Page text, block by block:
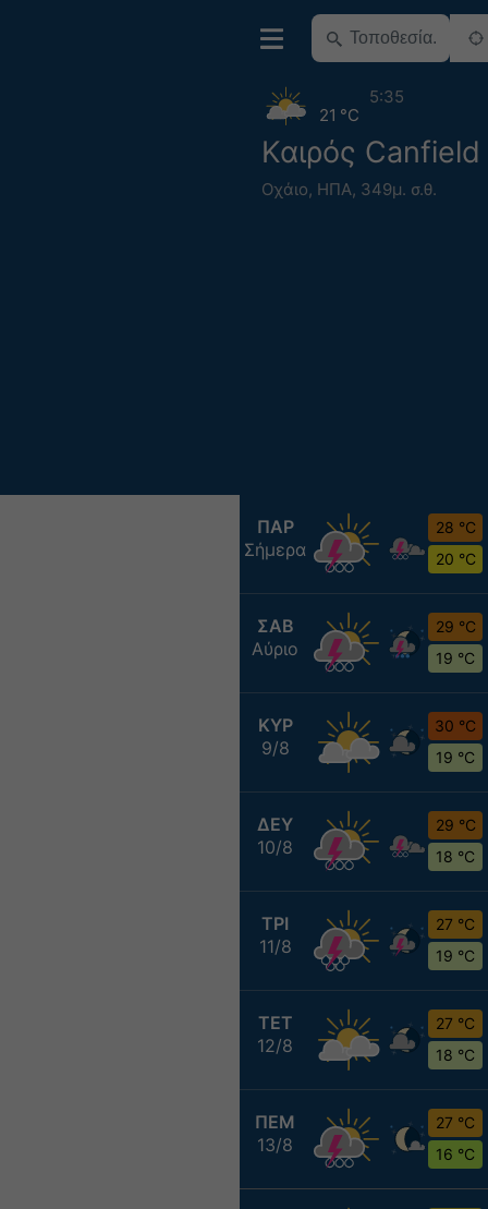
Καιρός Canfield
Οχάιο, ΗΠΑ, 349μ. σ.θ.
21 °C
5:35
ΠΑΡ
Σήμερα
28 °C
20 °C
ΣΑΒ
Αύριο
29 °C
19 °C
ΚΥΡ
9/8
30 °C
19 °C
ΔΕΥ
10/8
29 °C
18 °C
ΤΡΙ
11/8
27 °C
19 °C
ΤΕΤ
12/8
27 °C
18 °C
ΠΕΜ
13/8
27 °C
16 °C